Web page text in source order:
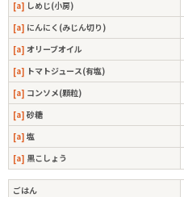
[a] しめじ(小房)
[a] にんにく(みじん切り)
[a] オリーブオイル
[a] トマトジュース(有塩)
[a] コンソメ(顆粒)
[a] 砂糖
[a] 塩
[a] 黒こしょう
ごはん